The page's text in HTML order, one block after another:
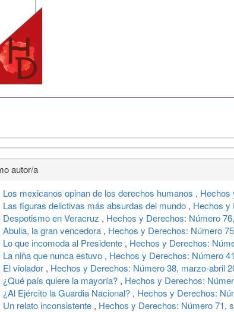
autor/a
Los mexicanos opinan de los derechos humanos , Hechos
Las figuras delictivas más absurdas del mundo , Hechos y
Despotismo en Veracruz , Hechos y Derechos: Número
Abulia, la gran vencedora , Hechos y Derechos: Número
Lo que incomoda al Presidente , Hechos y Derechos:
La niña que nunca estuvo , Hechos y Derechos: Número
El violador , Hechos y Derechos: Número 38, marzo-abril
¿Qué país quiere la mayoría? , Hechos y Derechos:
¿Al Ejército la Guardia Nacional? , Hechos y Derechos:
Un relato inconsistente , Hechos y Derechos: Número 71,